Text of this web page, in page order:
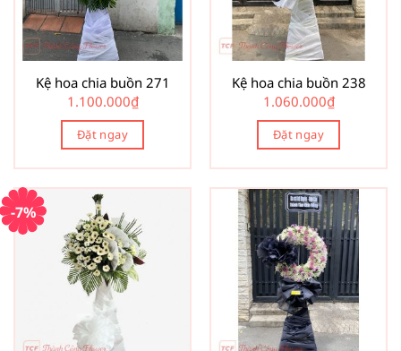
Kệ hoa chia buồn 271
1.100.000₫
Đặt ngay
Kệ hoa chia buồn 238
1.060.000₫
Đặt ngay
-7%